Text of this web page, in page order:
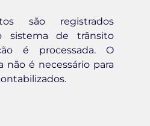
são registrados
sistema de trânsito
é processada. O
é necessário para